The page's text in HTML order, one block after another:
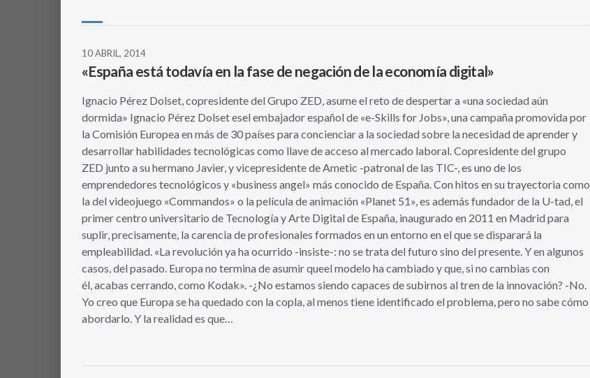
10 ABRIL, 2014
«España está todavía en la fase de negación de la economía digital»
Ignacio Pérez Dolset, copresidente del Grupo ZED, asume el reto de despertar a «una sociedad aún
dormida» Ignacio Pérez Dolset esel embajador español de «e-Skills for Jobs», una campaña promovida por
la Comisión Europea en más de 30 países para concienciar a la sociedad sobre la necesidad de aprender y
desarrollar habilidades tecnológicas como llave de acceso al mercado laboral. Copresidente del grupo
ZED junto a su hermano Javier, y vicepresidente de Ametic -patronal de las TIC-, es uno de los
emprendedores tecnológicos y «business angel» más conocido de España. Con hitos en su trayectoria como
la del videojuego «Commandos» o la película de animación «Planet 51», es además fundador de la U-tad, el
primer centro universitario de Tecnología y Arte Digital de España, inaugurado en 2011 en Madrid para
suplir, precisamente, la carencia de profesionales formados en un entorno en el que se disparará la
empleabilidad. «La revolución ya ha ocurrido -insiste-: no se trata del futuro sino del presente. Y en algunos
casos, del pasado. Europa no termina de asumir queel modelo ha cambiado y que, si no cambias con
él, acabas cerrando, como Kodak». -¿No estamos siendo capaces de subirnos al tren de la innovación? -No.
Yo creo que Europa se ha quedado con la copla, al menos tiene identificado el problema, pero no sabe cómo
abordarlo. Y la realidad es que…